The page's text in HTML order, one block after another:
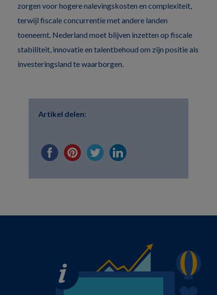
zorgen voor hogere nalevingskosten en complexiteit,
terwijl fiscale concurrentie met andere landen
toeneemt. Nederland moet blijven inzetten op fiscale
stabiliteit, innovatie en talentbehoud om zijn positie als
investeringsland te waarborgen.
Artikel delen: